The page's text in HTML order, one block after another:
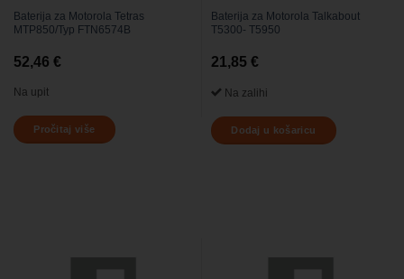
Baterija za Motorola Tetras
MTP850/Typ FTN6574B
52,46 €
Na upit
Pročitaj više
Baterija za Motorola Talkabout
T5300- T5950
21,85 €
Na zalihi
Dodaj u košaricu